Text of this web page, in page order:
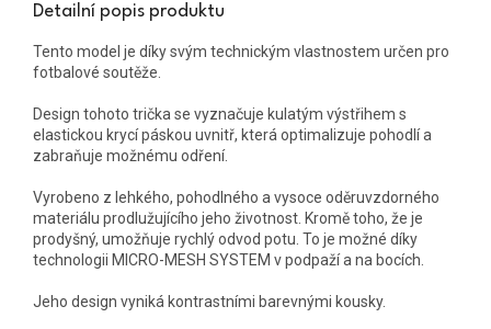
Detailní popis produktu
Tento model je díky svým technickým vlastnostem určen pro
fotbalové soutěže.
Design tohoto trička se vyznačuje kulatým výstřihem s
elastickou krycí páskou uvnitř, která optimalizuje pohodlí a
zabraňuje možnému odření.
Vyrobeno z lehkého, pohodlného a vysoce oděruvzdorného
materiálu prodlužujícího jeho životnost. Kromě toho, že je
prodyšný, umožňuje rychlý odvod potu. To je možné díky
technologii MICRO-MESH SYSTEM v podpaží a na bocích.
Jeho design vyniká kontrastními barevnými kousky.